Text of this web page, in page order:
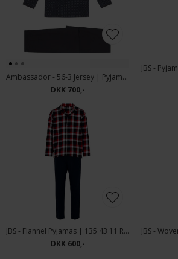
Ambassador - 56-3 Jersey | Pyjamas Blå
DKK 700,-
JBS - Flannel Pyjamas | 135 43 11 Rød
DKK 600,-